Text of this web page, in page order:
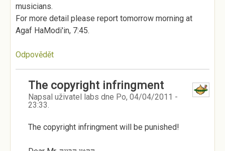
musicians.
For more detail please report tomorrow morning at
Agaf HaModi'in, 7:45.
Odpovědět
The copyright infringment
Napsal uživatel labs dne Po, 04/04/2011 -
23:33.
The copyright infringment will be punished!